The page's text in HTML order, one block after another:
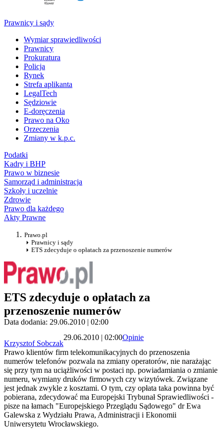
Prawnicy i sądy
Wymiar sprawiedliwości
Prawnicy
Prokuratura
Policja
Rynek
Strefa aplikanta
LegalTech
Sędziowie
E-doręczenia
Prawo na Oko
Orzeczenia
Zmiany w k.p.c.
Podatki
Kadry i BHP
Prawo w biznesie
Samorząd i administracja
Szkoły i uczelnie
Zdrowie
Prawo dla każdego
Akty Prawne
Prawo.pl
Prawnicy i sądy
ETS zdecyduje o opłatach za przenoszenie numerów
ETS zdecyduje o opłatach za
przenoszenie numerów
Data dodania: 29.06.2010 | 02:00
Krzysztof Sobczak
29.06.2010 | 02:00Opinie
Prawo klientów firm telekomunikacyjnych do przenoszenia
numerów telefonów pozwala na zmiany operatorów, nie narażając
się przy tym na uciążliwości w postaci np. powiadamiania o zmianie
numeru, wymiany druków firmowych czy wizytówek. Związane
jest jednak zwykle z kosztami. O tym, czy opłata taka powinna być
pobierana, zdecydować ma Europejski Trybunał Sprawiedliwości -
pisze na łamach "Europejskiego Przeglądu Sądowego" dr Ewa
Galewska z Wydziału Prawa, Administracji i Ekonomii
Uniwersytetu Wrocławskiego.